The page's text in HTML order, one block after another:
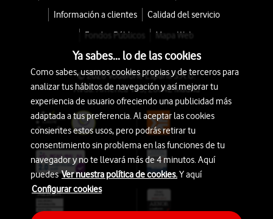
Información a clientes
Calidad del servicio
Fondos Públicos
Mapa Web
© 2026 Vodafone España S.A.U.
Avda. América 115, 28042 Madrid
Ya sabes... lo de las cookies
Como sabes, usamos cookies propias y de terceros para
analizar tus hábitos de navegación y así mejorar tu
experiencia de usuario ofreciendo una publicidad más
adaptada a tus preferencia. Al aceptar las cookies
consientes estos usos, pero podrás retirar tu
consentimiento sin problema en las funciones de tu
navegador y no te llevará más de 4 minutos. Aquí
puedesVer nuestra política de cookies.Y aquí
Configurar cookies